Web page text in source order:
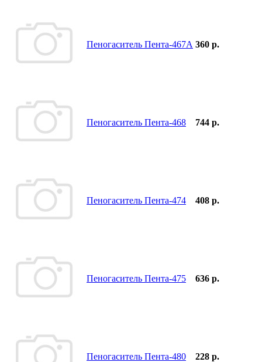
Пеногаситель Пента-467А 360 р.
Пеногаситель Пента-468 744 р.
Пеногаситель Пента-474 408 р.
Пеногаситель Пента-475 636 р.
Пеногаситель Пента-480 228 р.